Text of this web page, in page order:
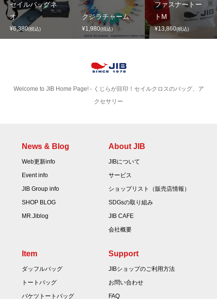
セイルバッグネ
オ
¥6,380(税込)
クジラチャーム
¥1,980(税込)
ファスナートー
トM
¥13,860(税込)
Welcome to JIB Home Page! ‐ くじらが目印！セイルクロスのバッグ、ア
クセサリー
News & Blog
Web更新info
Event info
JIB Group info
SHOP BLOG
MR.Jiblog
About JIB
JIBについて
サービス
ショップリスト（販売店情報）
SDGsの取り組み
JIB CAFE
会社概要
Item
ダッフルバッグ
トートバッグ
バケツトートバッグ
Support
JIBショップのご利用方法
お問い合わせ
FAQ